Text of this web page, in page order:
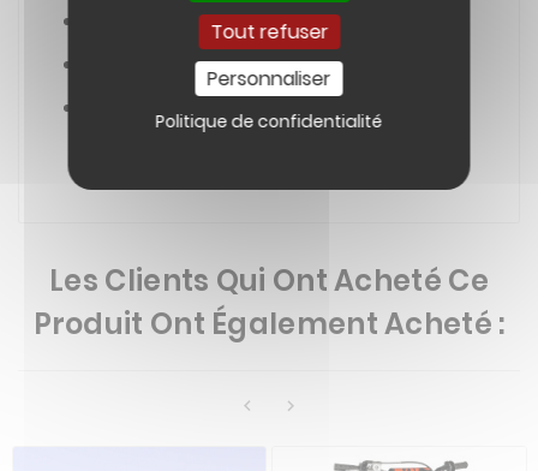
DIRT BIKE KAYO TT190R
DIRT BIKE KAYO TT125
DIRT BIKE KAYO TT160
Les Clients Qui Ont Acheté Ce
Produit Ont Également Acheté :
 
Tout refuser
Personnaliser
Politique de confidentialité